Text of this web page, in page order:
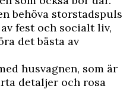
behöva storstadspuls
fest och socialt liv,
det bästa av
husvagnen, som är
detaljer och rosa